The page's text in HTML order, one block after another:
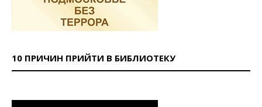
10 ПРИЧИН ПРИЙТИ В БИБЛИОТЕКУ